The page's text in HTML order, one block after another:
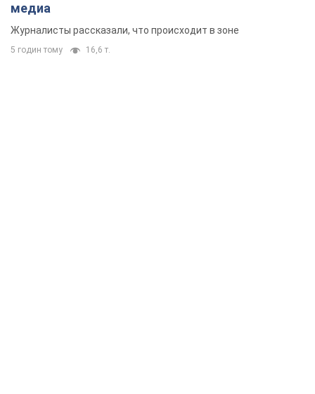
медиа
Журналисты рассказали, что происходит в зоне
5 годин тому 16,6 т.